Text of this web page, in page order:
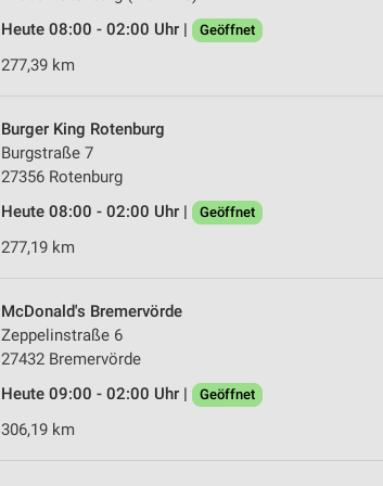
Heute 08:00 - 02:00 Uhr |
Geöffnet
277,39 km
Burger King Rotenburg
Burgstraße 7
27356 Rotenburg
Heute 08:00 - 02:00 Uhr |
Geöffnet
277,19 km
McDonald's Bremervörde
Zeppelinstraße 6
27432 Bremervörde
Heute 09:00 - 02:00 Uhr |
Geöffnet
306,19 km